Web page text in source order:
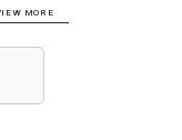
MORE